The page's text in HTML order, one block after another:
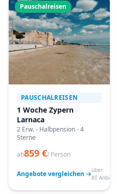
Pauschalreisen
PAUSCHALREISEN
1 Woche Zypern
Larnaca
2 Erw. - Halbpension - 4
Sterne
ab859 €/ Person
Angebote vergleichen →über
80 Anbieter